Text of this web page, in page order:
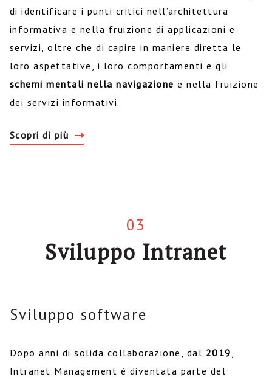
di identificare i punti critici nell’architettura
informativa e nella fruizione di applicazioni e
servizi, oltre che di capire in maniere diretta le
loro aspettative, i loro comportamenti e gli
schemi mentali nella navigazione e nella fruizione
dei servizi informativi.
Scopri di più
03
Sviluppo Intranet
Sviluppo software
Dopo anni di solida collaborazione, dal 2019,
Intranet Management è diventata parte del